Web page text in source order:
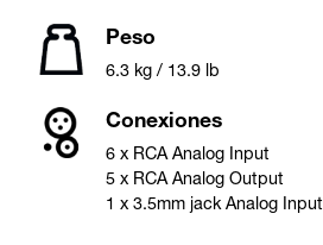
Peso
6.3 kg / 13.9 lb
Conexiones
6 x RCA Analog Input
5 x RCA Analog Output
1 x 3.5mm jack Analog Input